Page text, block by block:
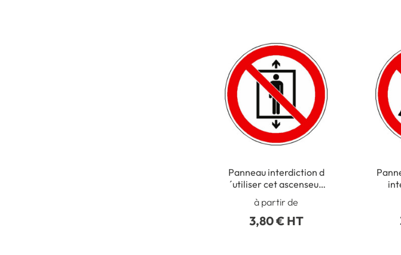
Panneau interdiction d
´utiliser cet ascenseur
pour des personnes ISO
7010 - P027
à partir de
3,80 € HT